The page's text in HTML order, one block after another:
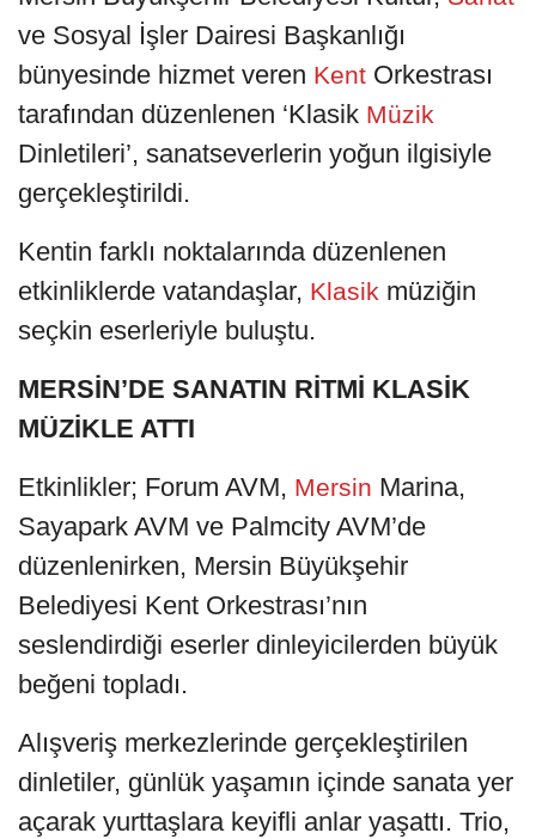
ve Sosyal İşler Dairesi Başkanlığı
bünyesinde hizmet veren Kent Orkestrası
tarafından düzenlenen ‘Klasik Müzik
Dinletileri’, sanatseverlerin yoğun ilgisiyle
gerçekleştirildi.
Kentin farklı noktalarında düzenlenen
etkinliklerde vatandaşlar, Klasik müziğin
seçkin eserleriyle buluştu.
MERSİN’DE SANATIN RİTMİ KLASİK
MÜZİKLE ATTI
Etkinlikler; Forum AVM, Mersin Marina,
Sayapark AVM ve Palmcity AVM’de
düzenlenirken, Mersin Büyükşehir
Belediyesi Kent Orkestrası’nın
seslendirdiği eserler dinleyicilerden büyük
beğeni topladı.
Alışveriş merkezlerinde gerçekleştirilen
dinletiler, günlük yaşamın içinde sanata yer
açarak yurttaşlara keyifli anlar yaşattı. Trio,